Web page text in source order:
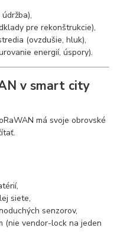
pre rekonštrukcie),
(ovzdušie, hluk),
energií, úspory).
v smart city
má svoje obrovské
siete,
senzorov,
(nie vendor-lock na jeden